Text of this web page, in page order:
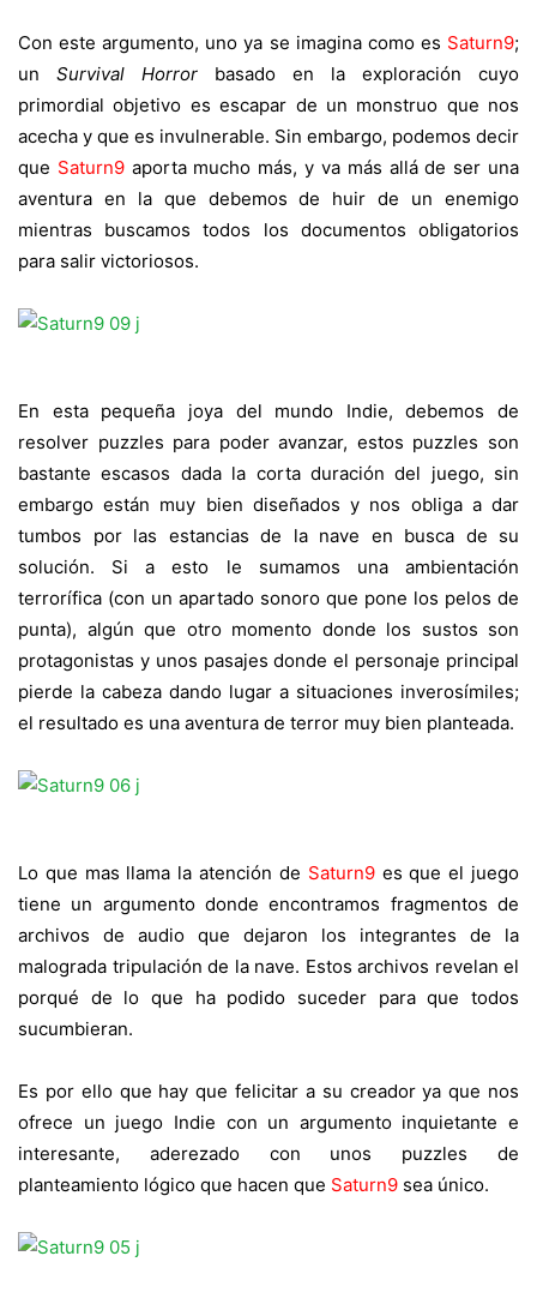
Con este argumento, uno ya se imagina como es Saturn9;
un Survival Horror basado en la exploración cuyo
primordial objetivo es escapar de un monstruo que nos
acecha y que es invulnerable. Sin embargo, podemos decir
que Saturn9aporta mucho más, y va más allá de ser una
aventura en la que debemos de huir de un enemigo
mientras buscamos todos los documentos obligatorios
para salir victoriosos.
En esta pequeña joya del mundo Indie, debemos de
resolver puzzles para poder avanzar, estos puzzles son
bastante escasos dada la corta duración del juego, sin
embargo están muy bien diseñados y nos obliga a dar
tumbos por las estancias de la nave en busca de su
solución. Si a esto le sumamos una ambientación
terrorífica (con un apartado sonoro que pone los pelos de
punta), algún que otro momento donde los sustos son
protagonistas y unos pasajes donde el personaje principal
pierde la cabeza dando lugar a situaciones inverosímiles;
el resultado es una aventura de terror muy bien planteada.
Lo que mas llama la atención de Saturn9es que el juego
tiene un argumento donde encontramos fragmentos de
archivos de audio que dejaron los integrantes de la
malograda tripulación de la nave. Estos archivos revelan el
porqué de lo que ha podido suceder para que todos
sucumbieran.
Es por ello que hay que felicitar a su creador ya que nos
ofrece un juego Indie con un argumento inquietante e
interesante, aderezado con unos puzzles de
planteamiento lógico que hacen que Saturn9 sea único.